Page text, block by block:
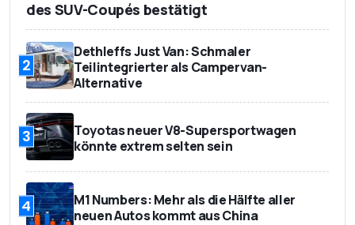
des SUV-Coupés bestätigt
2
Dethleffs Just Van: Schmaler
Teilintegrierter als Campervan-
Alternative
3
Toyotas neuer V8-Supersportwagen
könnte extrem selten sein
4
M1 Numbers: Mehr als die Hälfte aller
neuen Autos kommt aus China